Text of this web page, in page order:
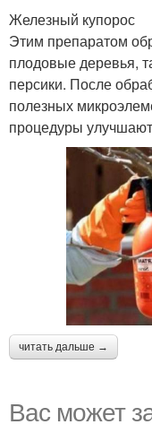
Железный купорос
Этим препаратом
плодовые деревья,
персики. После
полезных
процедуры
читать дальше →
Вас может